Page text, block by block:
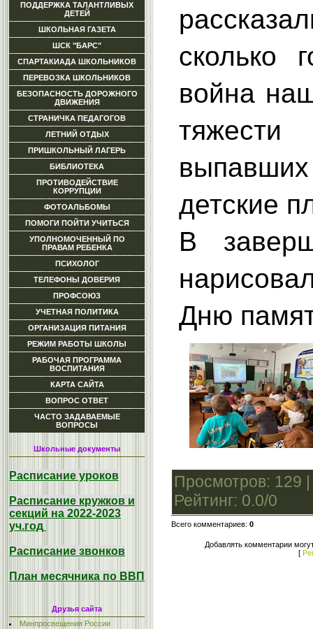
ПОДДЕРЖКА ТАЛАНТЛИВЫХ
ДЕТЕЙ
ШКОЛЬНАЯ ГАЗЕТА
ШСК "БАРС"
СПАРТАКИАДА ШКОЛЬНИКОВ
ПЕРЕВОЗКА ШКОЛЬНИКОВ
БЕЗОПАСНОСТЬ ДОРОЖНОГО
ДВИЖЕНИЯ
СТРАНИЧКА ПЕДАГОГОВ
ЛЕТНИЙ ОТДЫХ
ПРИШКОЛЬНЫЙ ЛАГЕРЬ
БИБЛИОТЕКА
ПРОТИВОДЕЙСТВИЕ
КОРРУПЦИИ
ФОТОАЛЬБОМЫ
ПОМОГИ ПОЙТИ УЧИТЬСЯ
УПОЛНОМОЧЕННЫЙ ПО
ПРАВАМ РЕБЕНКА
ПСИХОЛОГ
ТЕЛЕФОНЫ ДОВЕРИЯ
ПРОФСОЮЗ
УЧЕТНАЯ ПОЛИТИКА
ОРГАНИЗАЦИЯ ПИТАНИЯ
РЕЖИМ РАБОТЫ ШКОЛЫ
РАБОЧАЯ ПРОГРАММА
ВОСПИТАНИЯ
КАРТА САЙТА
ВОПРОС ОТВЕТ
ЧАСТО ЗАДАВАЕМЫЕ
ВОПРОСЫ
Школьные документы
Расписание уроков
Расписание кружков и
секций на 2022-2023
уч.год
Расписание звонков
План месячника по ВВП
Друзья сайта
Минпросвещения России
сколько
война
детские
В
Дню
Просмотров: 129
Рейтинг: 0.0/0
Всего комментариев: 0
Добавлять комментарии
[